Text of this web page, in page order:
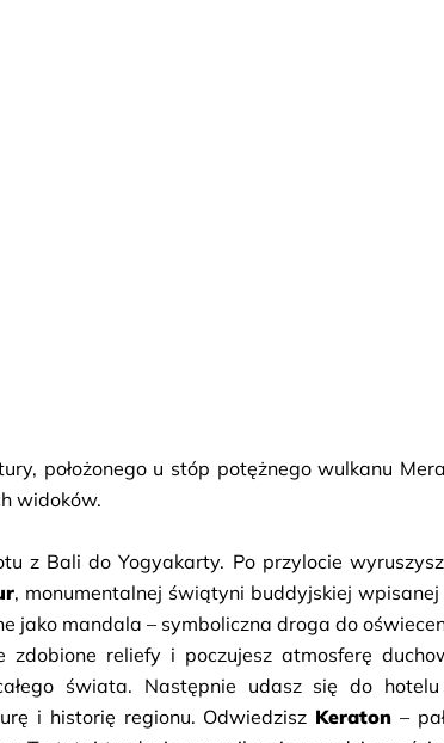
położonego u stóp potężnego wulkanu
widoków.
z Bali do Yogyakarty. Po przylocie
, monumentalnej świątyni buddyjskiej wpisanej
jako mandala – symboliczna droga do
reliefy i poczujesz atmosferę
świata. Następnie udasz się do
i historię regionu. Odwiedzisz Keraton –